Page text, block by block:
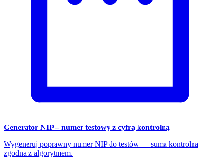
Generator NIP – numer testowy z cyfrą kontrolną
Wygeneruj poprawny numer NIP do testów — suma kontrolna
zgodna z algorytmem.